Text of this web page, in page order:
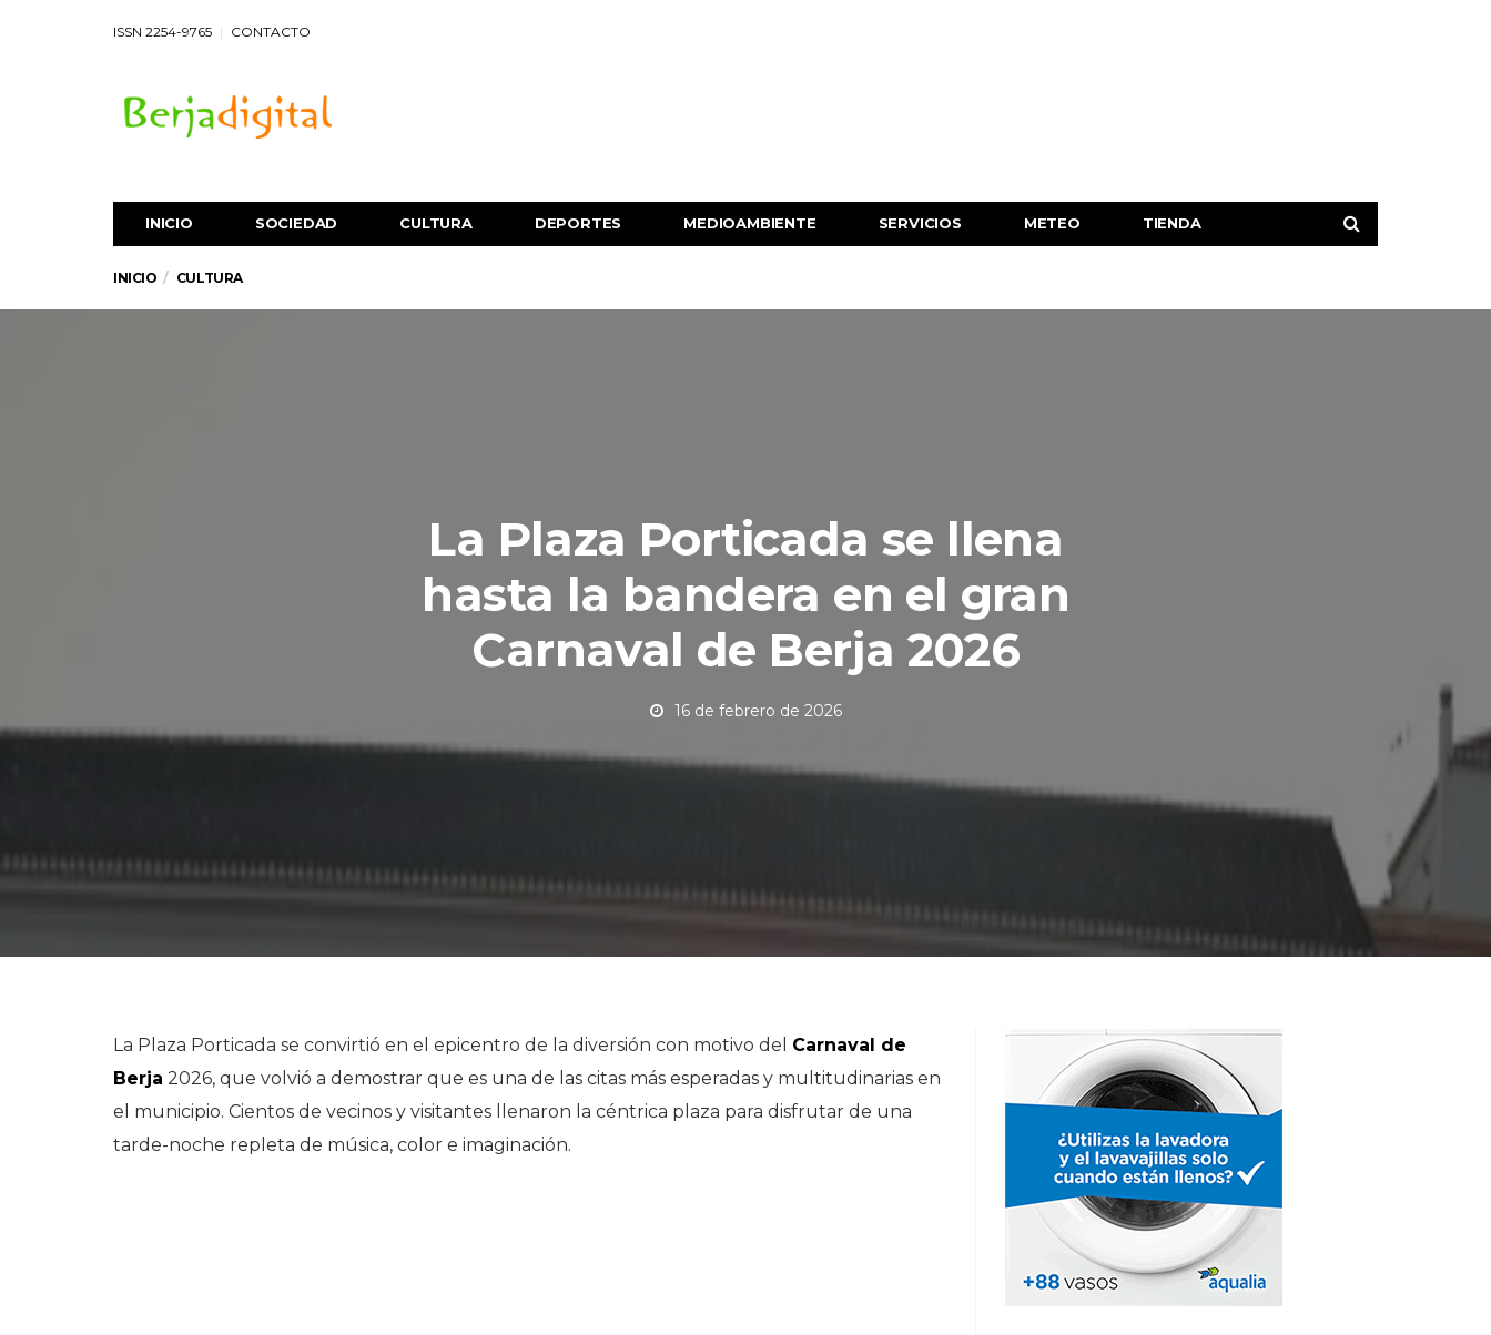
ISSN 2254-9765 CONTACTO
INICIO SOCIEDAD CULTURA DEPORTES MEDIOAMBIENTE SERVICIOS METEO TIENDA
INICIO CULTURA
La Plaza Porticada se llena
hasta la bandera en el gran
Carnaval de Berja 2026
16 de febrero de 2026
La Plaza Porticada se convirtió en el epicentro de la diversión con motivo del Carnaval de
Berja 2026, que volvió a demostrar que es una de las citas más esperadas y multitudinarias en
el municipio. Cientos de vecinos y visitantes llenaron la céntrica plaza para disfrutar de una
tarde-noche repleta de música, color e imaginación.